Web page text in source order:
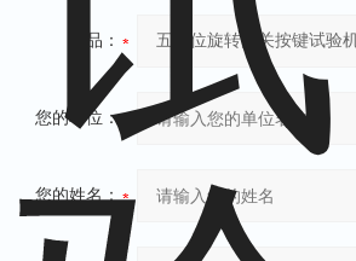
产品：
您的单位：
您的姓名：